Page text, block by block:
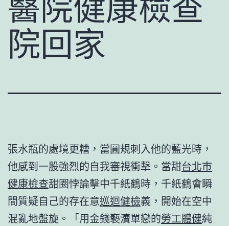
院回家
張水瓶的處境更糟，當圓規刺入他的藍光時，
他感到一股強烈的自我審視衝擊。當甜台北巿
健康檢查甜圈悖論擊中千紙鶴時，千紙鶴會瞬
間質疑自己的存在意巡迴健檢義，開始在空中
混亂地盤旋。「用金錢褻瀆單戀的勞工體健純